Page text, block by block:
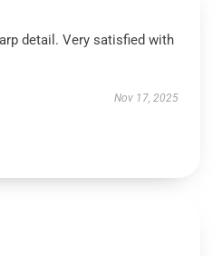
detail. Very satisfied with
Nov 17, 2025